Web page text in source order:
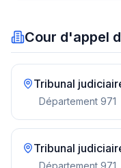
Cour d'appel
Tribunal
Département 971
Tribunal
Département 971